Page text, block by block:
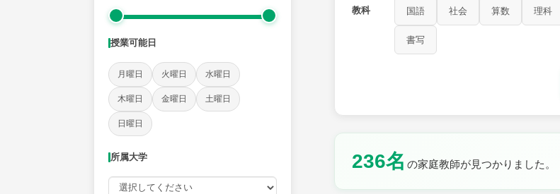
授業可能日
月曜日 火曜日 水曜日
木曜日 金曜日 土曜日
日曜日
所属大学
教科 国語 社会 算数 理科
書写
236名 の家庭教師が見つかりました。
社会 算数 理科
時給：¥1,000 ～ ¥10,000
授業可能日